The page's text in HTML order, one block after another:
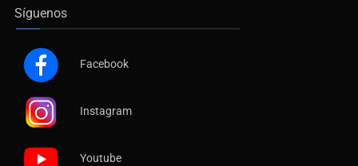
Síguenos
Facebook
Instagram
Youtube